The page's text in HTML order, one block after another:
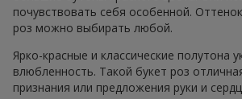
почувствовать себя особенной.
роз можно выбирать любой.
Ярко-красные и классические полутона
влюбленность. Такой букет роз
признания или предложения руки и